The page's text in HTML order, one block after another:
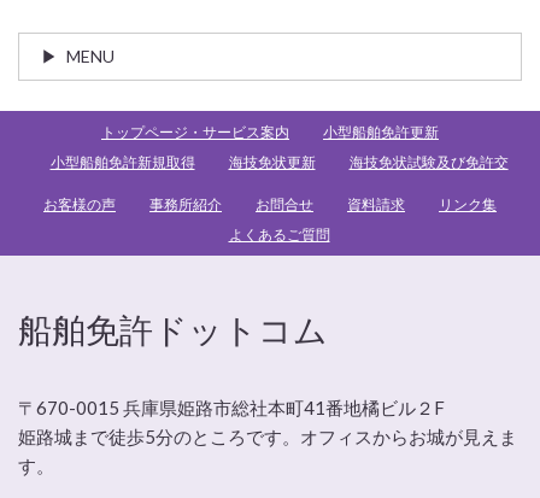
MENU
トップページ・サービス案内
小型船舶免許更新
小型船舶免許新規取得
海技免状更新 海技免状試験及び免許交
お客様の声 事務所紹介 お問合せ 資料請求
リンク集
よくあるご質問
船舶免許ドットコム
〒670-0015 兵庫県姫路市総社本町41番地橘ビル２F
姫路城まで徒歩5分のところです。オフィスからお城が見えま
す。